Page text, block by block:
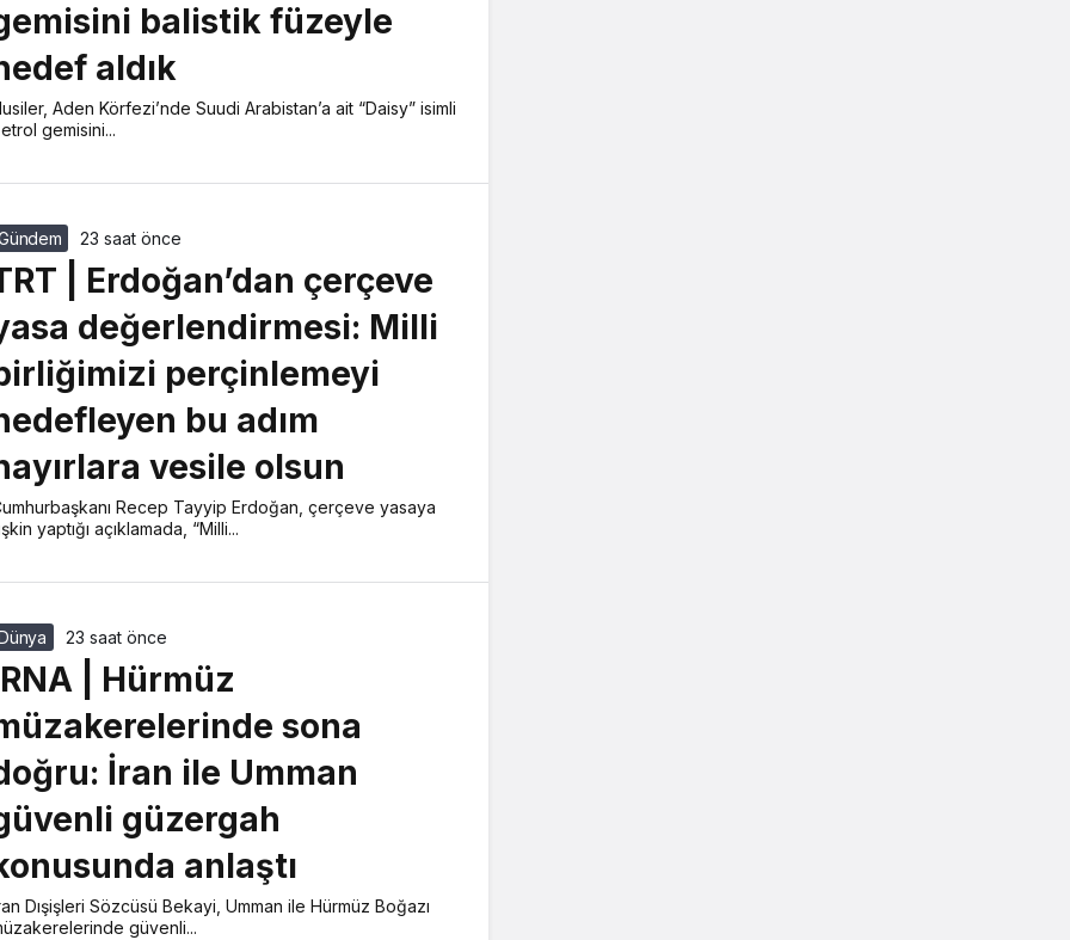
balistik füzeyle
aldık
Aden Körfezi’nde Suudi Arabistan’a ait “Daisy” isimli
gemisini...
23 saat önce
| Erdoğan’dan çerçeve
değerlendirmesi: Milli
perçinlemeyi
bu adım
vesile olsun
Recep Tayyip Erdoğan, çerçeve yasaya
yaptığı açıklamada, “Milli...
23 saat önce
| Hürmüz
sona
İran ile Umman
güzergah
anlaştı
Dışişleri Sözcüsü Bekayi, Umman ile Hürmüz Boğazı
güvenli...